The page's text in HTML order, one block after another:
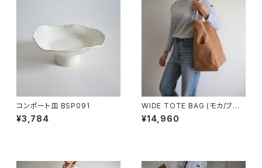
コンポート皿 BSP091
¥3,784
WIDE TOTE BAG (モカ/ブラ
ウン)
¥14,960